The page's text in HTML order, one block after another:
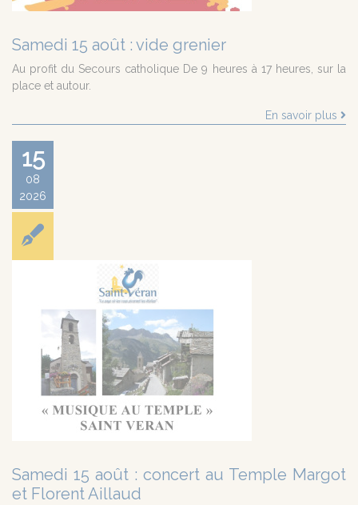
Samedi 15 août : vide grenier
Au profit du Secours catholique De 9 heures à 17 heures, sur la
place et autour.
En savoir plus
15
08
2026
Samedi 15 août : concert au Temple Margot
et Florent Aillaud